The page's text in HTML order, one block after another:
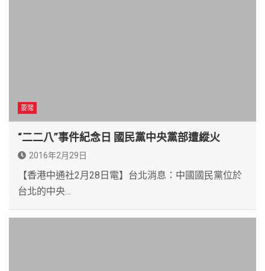
要聞
“二二八”事件紀念日 國民黨中央黨部遭縱火
2016年2月29日
【香港中通社2月28日電】台北消息：中國國民黨位於
台北的中央…